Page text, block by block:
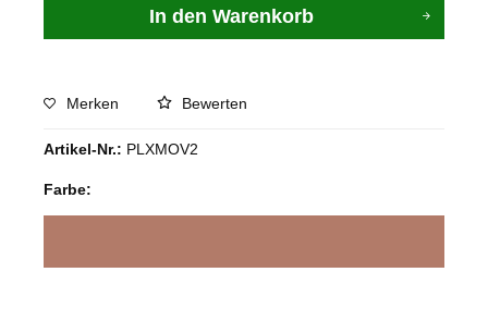
In den Warenkorb
Merken Bewerten
Artikel-Nr.: PLXMOV2
Farbe: